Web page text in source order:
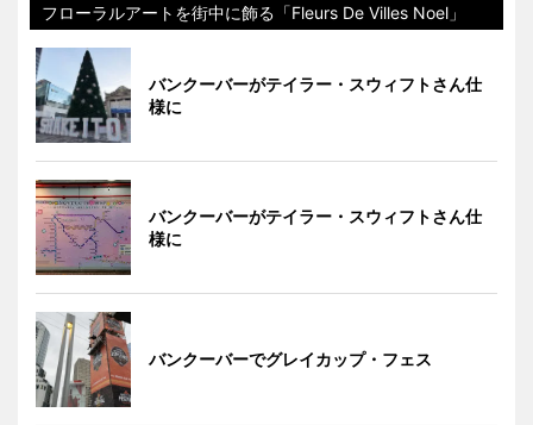
フローラルアートを街中に飾る「Fleurs De Villes Noel」
バンクーバーがテイラー・スウィフトさん仕
様に
バンクーバーがテイラー・スウィフトさん仕
様に
バンクーバーでグレイカップ・フェス